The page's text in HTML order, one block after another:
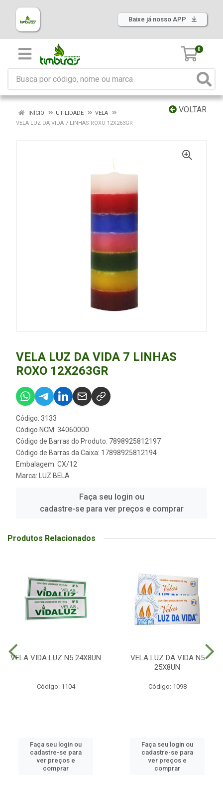
Baixe já nosso APP
0
VOLTAR
INÍCIO UTILIDADE
VELA
VELA LUZ DA VIDA 7 LINHAS ROXO 12X263GR
VELA LUZ DA VIDA 7 LINHAS
ROXO 12X263GR
Código: 3133
Código NCM: 34060000
Código de Barras do Produto: 7898925812197
Código de Barras da Caixa: 17898925812194
Embalagem: CX/12
Marca:
LUZ BELA
Faça seu login ou
cadastre-se para ver preços e comprar
Produtos Relacionados
VELA VIDA LUZ N5 24X8UN
Código: 1104
Faça seu login ou
cadastre-se para
ver preços e
comprar
VELA LUZ DA VIDA N5
25X8UN
Código: 1098
Faça seu login ou
cadastre-se para
ver preços e
comprar